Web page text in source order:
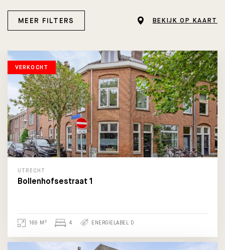
MEER FILTERS BEKIJK OP KAART
VERKOCHT
UTRECHT
Bollenhofsestraat 1
169 M 2 4 ENERGIELABEL D